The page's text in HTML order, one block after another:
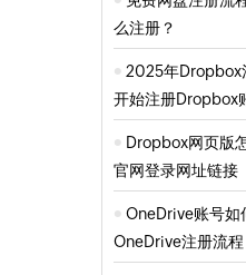
么注册？
2025年Dropbox
开始注册Dropbox
Dropbox网页版
官网登录网址链接
OneDrive账号如
OneDrive注册流程